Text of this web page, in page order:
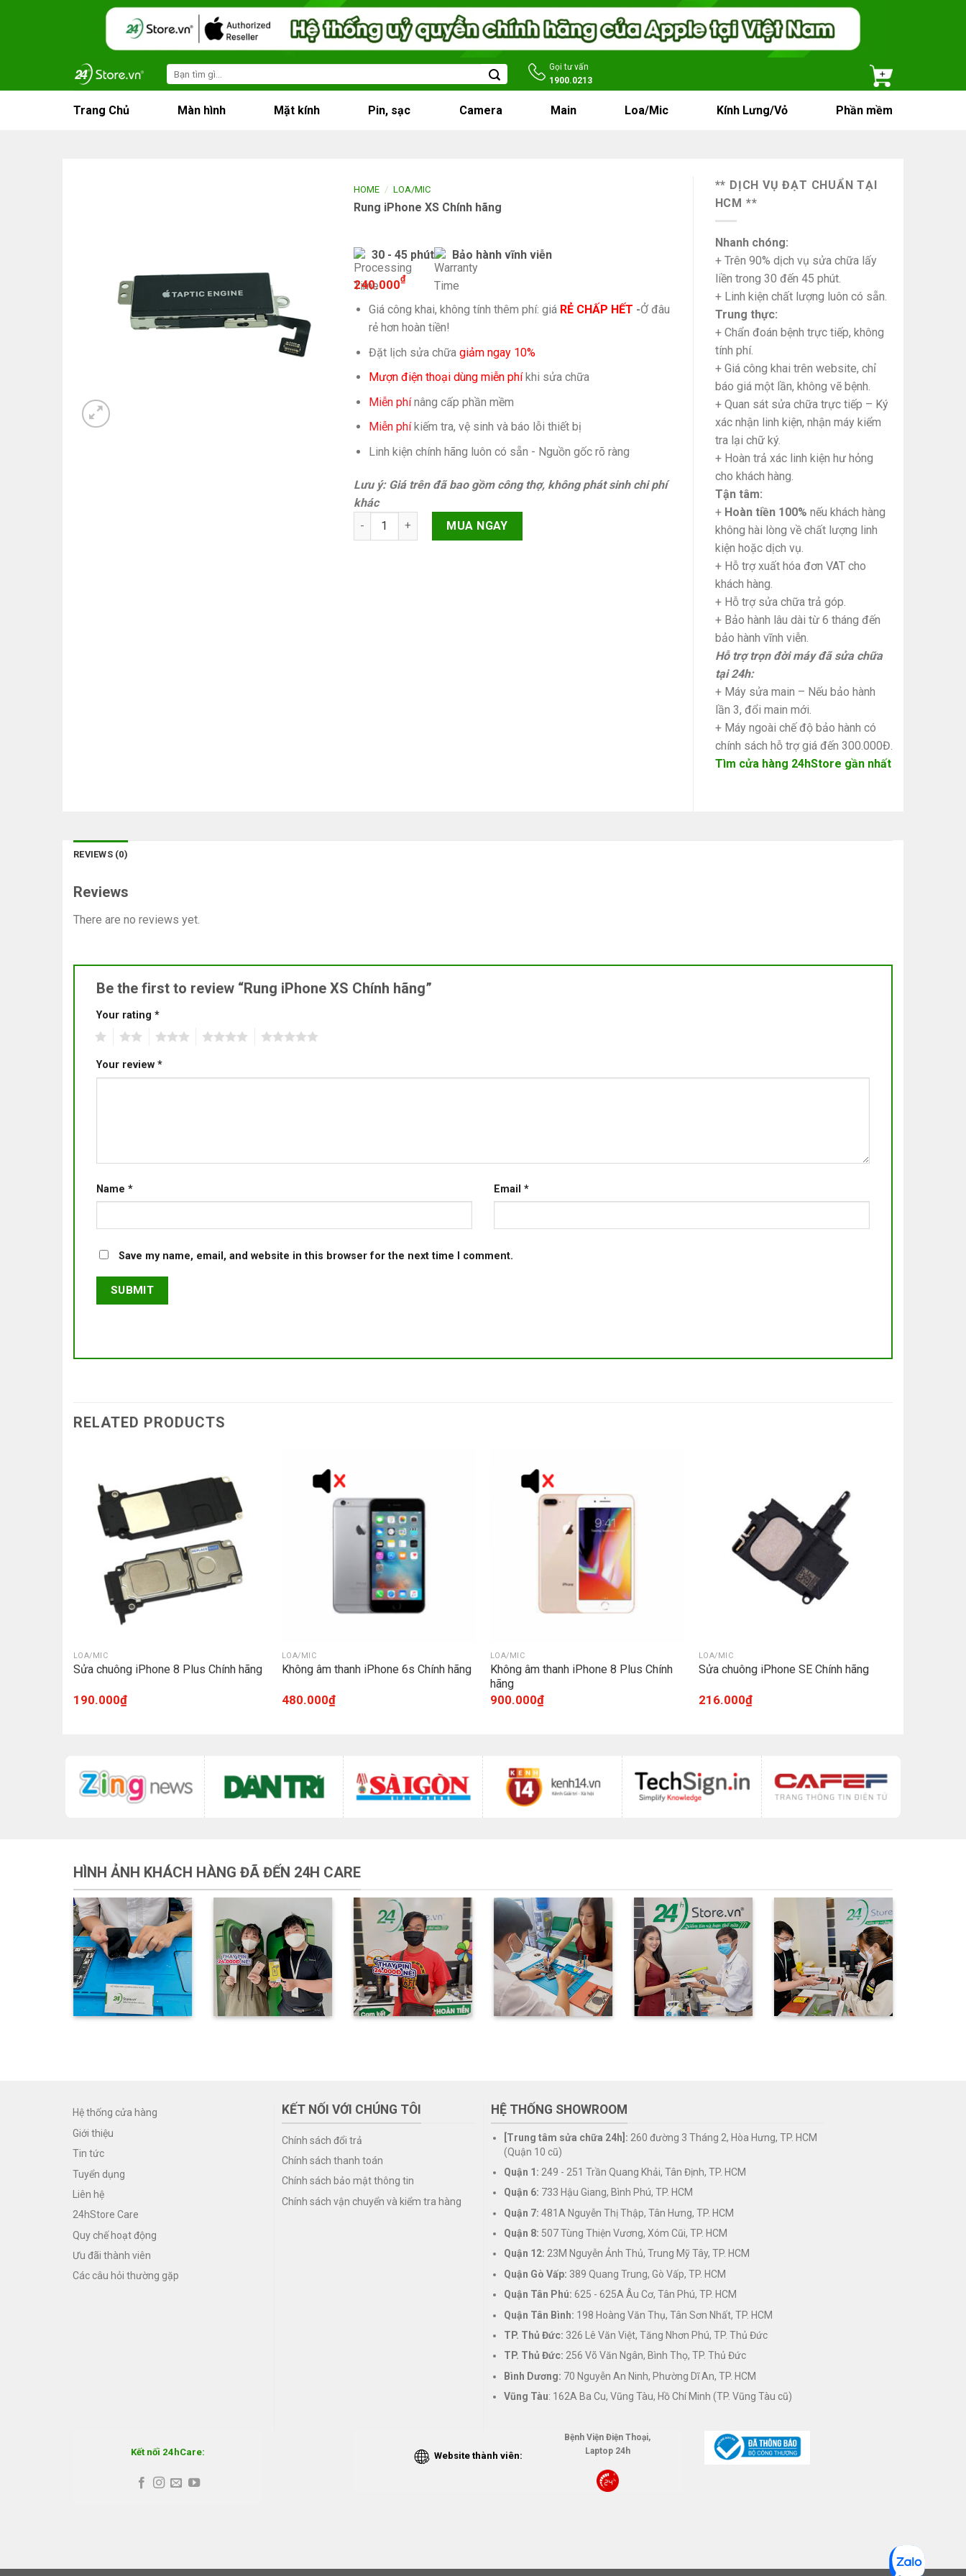
Search
for:
Gọi tư vấn
1900.0213
Trang Chủ Màn hình Mặt kính Pin, sạc Camera Main Loa/Mic Kính Lưng/Vỏ Phần mềm
HOME / LOA/MIC
Rung iPhone XS Chính hãng
30 - 45 phút Bảo hành vĩnh viễn
240.000₫
Giá công khai, không tính thêm phí: giá RẺ CHẤP HẾT -Ở đâu
rẻ hơn hoàn tiền!
Đặt lịch sửa chữa giảm ngay 10%
Mượn điện thoại dùng miễn phíkhi sửa chữa
Miễn phínâng cấp phần mềm
Miễn phíkiếm tra, vệ sinh và báo lỗi thiết bị
Linh kiện chính hãng luôn có sẵn - Nguồn gốc rõ ràng
Lưu ý: Giá trên đã bao gồm công thợ, không phát sinh chi phí
khác
Rung iPhone XS Chính hãng quantity
MUA NGAY
** DỊCH VỤ ĐẠT CHUẨN TẠI
HCM **
Nhanh chóng:
+ Trên 90% dịch vụ sửa chữa lấy
liền trong 30 đến 45 phút.
+ Linh kiện chất lượng luôn có sẵn.
Trung thực:
+ Chẩn đoán bệnh trực tiếp, không
tính phí.
+ Giá công khai trên website, chỉ
báo giá một lần, không vẽ bệnh.
+ Quan sát sửa chữa trực tiếp – Ký
xác nhận linh kiện, nhận máy kiểm
tra lại chữ ký.
+ Hoàn trả xác linh kiện hư hỏng
cho khách hàng.
Tận tâm:
+ Hoàn tiền 100% nếu khách hàng
không hài lòng về chất lượng linh
kiện hoặc dịch vụ.
+ Hỗ trợ xuất hóa đơn VAT cho
khách hàng.
+ Hỗ trợ sửa chữa trả góp.
+ Bảo hành lâu dài từ 6 tháng đến
bảo hành vĩnh viễn.
Hỗ trợ trọn đời máy đã sửa chữa
tại 24h:
+ Máy sửa main – Nếu bảo hành
lần 3, đổi main mới.
+ Máy ngoài chế độ bảo hành có
chính sách hỗ trợ giá đến 300.000Đ.
Tìm cửa hàng 24hStore gần nhất
REVIEWS (0)
Reviews
There are no reviews yet.
Be the first to review “Rung iPhone XS Chính hãng”
Your rating *
Your review *
Name * Email *
Save my name, email, and website in this browser for the next time I comment.
RELATED PRODUCTS
LOA/MIC
Sửa chuông iPhone 8 Plus Chính hãng
190.000₫
LOA/MIC
Không âm thanh iPhone 6s Chính hãng
480.000₫
LOA/MIC
Không âm thanh iPhone 8 Plus Chính
hãng
900.000₫
LOA/MIC
Sửa chuông iPhone SE Chính hãng
216.000₫
HÌNH ẢNH KHÁCH HÀNG ĐÃ ĐẾN 24H CARE
Hệ thống cửa hàng
Giới thiệu
Tin tức
Tuyển dụng
Liên hệ
24hStore Care
Quy chế hoạt động
Ưu đãi thành viên
Các câu hỏi thường gặp
KẾT NỐI VỚI CHÚNG TÔI
Chính sách đổi trả
Chính sách thanh toán
Chính sách bảo mật thông tin
Chính sách vận chuyển và kiểm tra hàng
HỆ THỐNG SHOWROOM
[Trung tâm sửa chữa 24h]: 260 đường 3 Tháng 2, Hòa Hưng, TP. HCM
(Quận 10 cũ)
Quận 1: 249 - 251 Trần Quang Khải, Tân Định, TP. HCM
Quận 6: 733 Hậu Giang, Bình Phú, TP. HCM
Quận 7: 481A Nguyễn Thị Thập, Tân Hưng, TP. HCM
Quận 8: 507 Tùng Thiện Vương, Xóm Cũi, TP. HCM
Quận 12: 23M Nguyễn Ảnh Thủ, Trung Mỹ Tây, TP. HCM
Quận Gò Vấp: 389 Quang Trung, Gò Vấp, TP. HCM
Quận Tân Phú: 625 - 625A Âu Cơ, Tân Phú, TP. HCM
Quận Tân Bình: 198 Hoàng Văn Thụ, Tân Sơn Nhất, TP. HCM
TP. Thủ Đức: 326 Lê Văn Việt, Tăng Nhơn Phú, TP. Thủ Đức
TP. Thủ Đức: 256 Võ Văn Ngân, Bình Thọ, TP. Thủ Đức
Bình Dương: 70 Nguyễn An Ninh, Phường Dĩ An, TP. HCM
Vũng Tàu: 162A Ba Cu, Vũng Tàu, Hồ Chí Minh (TP. Vũng Tàu cũ)
Kết nối 24hCare: Website thành viên:
Bệnh Viện Điện Thoại,
Laptop 24h